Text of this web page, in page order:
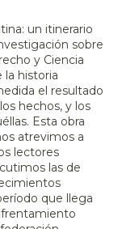
un itinerario
sobre
y Ciencia
la historia
el resultado
hechos, y los
Esta obra
atrevimos a
lectores
las de
que llega